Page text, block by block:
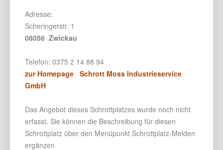
Adresse:
Scheringerstr. 1
08056 Zwickau
Telefon: 0375 2 14 88 94
zur Homepage Schrott Moss Industrieservice
GmbH
Das Angebot dieses Schrottplatzes wurde noch nicht
erfasst. Sie können die Beschreibung für diesen
Schrottplatz über den Menüpunkt Schrottplatz-Melden
ergänzen